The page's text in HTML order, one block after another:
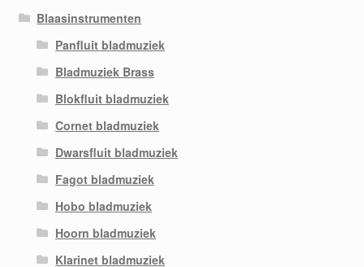
Blaasinstrumenten
Panfluit bladmuziek
Bladmuziek Brass
Blokfluit bladmuziek
Cornet bladmuziek
Dwarsfluit bladmuziek
Fagot bladmuziek
Hobo bladmuziek
Hoorn bladmuziek
Klarinet bladmuziek